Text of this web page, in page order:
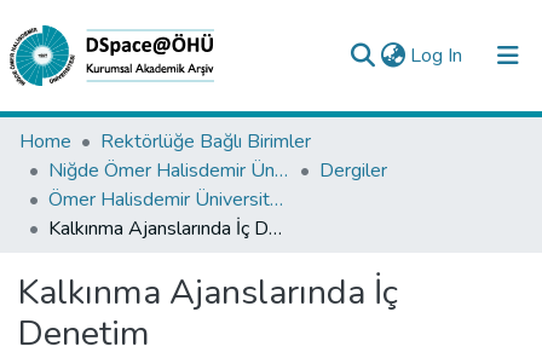
Log In (current)
Collections
All of DSpace
Statistics
Analyze
Request/Question
Home
Rektörlüğe Bağlı Birimler
Niğde Ömer Halisdemir Üniversitesi Yayınları
Dergiler
Ömer Halisdemir Üniversitesi İktisadi ve İdari Bilimler Fakültesi Dergisi Koleksiyonu
Kalkınma Ajanslarında İç Denetim
Kalkınma Ajanslarında İç
Denetim